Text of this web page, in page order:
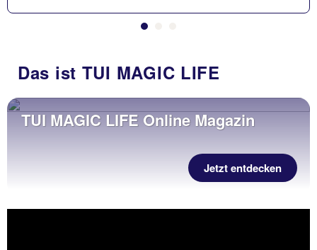
Das ist TUI MAGIC LIFE
TUI MAGIC LIFE Online Magazin
Jetzt entdecken